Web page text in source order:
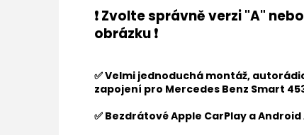
❗ Zvolte správně verzi "A"
obrázku ❗
✅ Velmi jednoduchá montáž,
zapojení pro Mercedes Benz Smart
✅ Bezdrátové Apple CarPlay a